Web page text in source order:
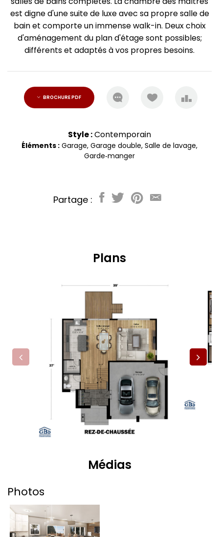
est digne d'une suite de luxe avec sa propre salle de
bain et comporte un immense walk-in. Deux choix
d'aménagement du plan d'étage sont possibles;
différents et adaptés à vos propres besoins.
BROCHURE PDF
Style :Contemporain
Éléments : Garage, Garage double, Salle de lavage,
Garde‑manger
Partage :
Plans
Médias
Photos